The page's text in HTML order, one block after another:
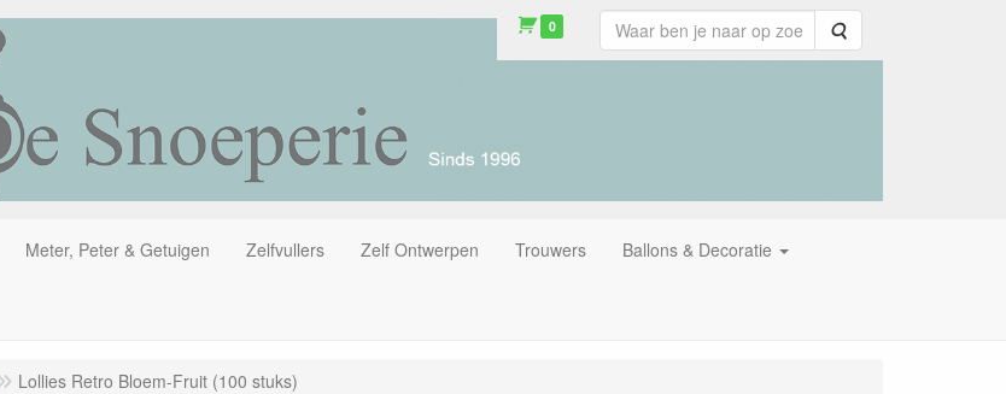
0 Zoeken
Meter, Peter & Getuigen Zelfvullers Zelf Ontwerpen Trouwers Ballons & Decoratie
Lollies Retro Bloem-Fruit (100 stuks)